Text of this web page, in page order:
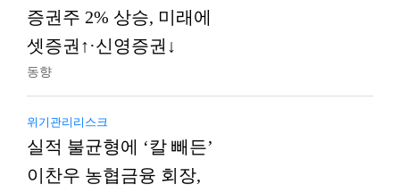
증권주 2% 상승, 미래에
셋증권↑·신영증권↓
동향
위기관리리스크
실적 불균형에 ‘칼 빼든’
이찬우 농협금융 회장,